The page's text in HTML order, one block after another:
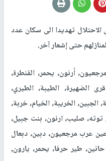
تهديدا الى سكان عدد
حتى إشعار آخر.
أرنون، يحمر، القنطرة،
الضهيرة، الطيبة، الطيري،
الجبين، الخريبة، الخيام، خربة،
توته، صليب، ارنون، بنت جبيل،
عرب مرجعيون، دبين، دبعال
طير حرفا، يحمر، يارون,